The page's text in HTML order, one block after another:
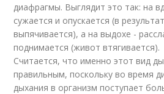
диафрагмы. Выглядит это так: на
сужается и опускается (в
выпячивается), а на выдохе -
поднимается (живот втягивается).
Считается, что именно этот вид
правильным, поскольку во время
дыхания в организм поступает